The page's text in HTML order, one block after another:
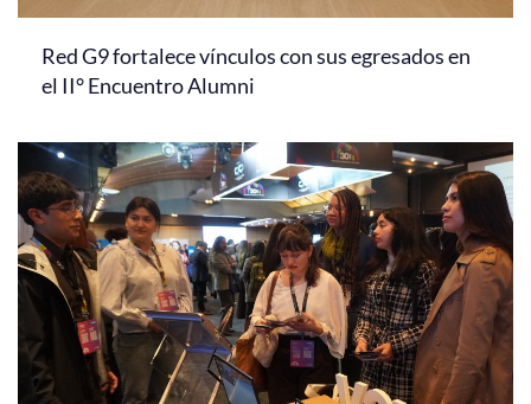
Red G9 fortalece vínculos con sus egresados en
el II° Encuentro Alumni